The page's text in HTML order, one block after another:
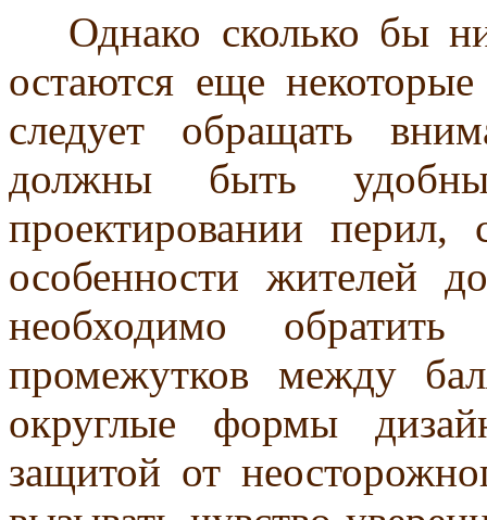
Однако сколько бы ни
остаются еще
следует обращать
должны быть
проектировании перил,
особенности жителей
необходимо
промежутков между
округлые формы
защитой от